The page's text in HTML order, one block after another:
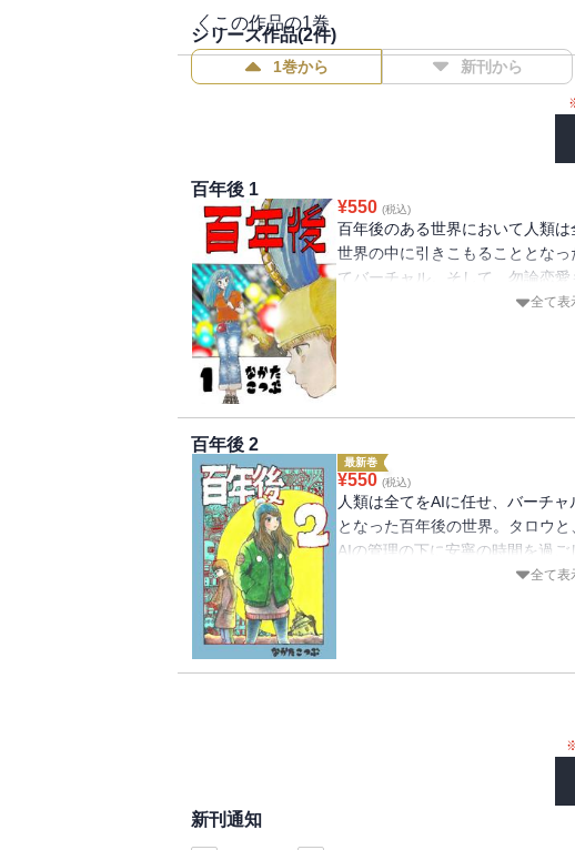
この作品の1巻
シリーズ作品(2件)
1巻から 新刊から
百年後 1
¥550 (税込)
百年後のある世界において人類
世界の中に引きこもることとな
てバーチャル。そして、勿論恋
あらゆる問題はなくなり、人類
ンガ第1巻が配信開始！
全て表
百年後 2
最新巻
¥550 (税込)
人類は全てをAIに任せ、バーチ
となった百年後の世界。タロウと
AIの管理の下に安寧の時間を過
システムを創り上げたとされる
ろしエピローグ『ノア』も収録。
全て表
新刊通知